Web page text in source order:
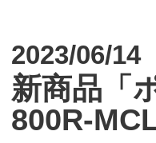
2023/06/14
新商品「
800R-